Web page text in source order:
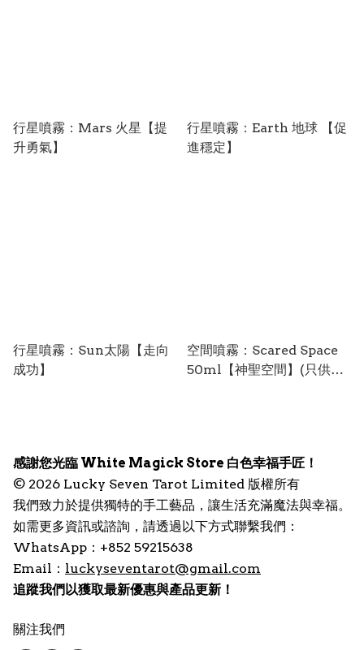
行星噴霧：Mars 火星【提
升勇氣】
行星噴霧：Earth 地球 【促
進穩定】
行星噴霧：Sun太陽【走向
成功】
空間噴霧：Scared Space
50ml【神聖空間】(只供外
感謝您光臨 White Magick Store 白色幸福手匠！
© 2026 Lucky Seven Tarot Limited 版權所有
我們致力於提供獨特的手工藝品，讓生活充滿魔法與幸福。
如需更多資訊或諮詢，請透過以下方式聯繫我們：
WhatsApp：+852 59215638
Email： luckyseventarot@gmail.com
追蹤我們以獲取最新優惠與產品更新！
關注我們